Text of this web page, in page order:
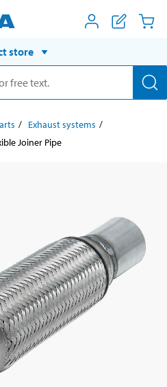
store
Exhaust systems
Joiner Pipe